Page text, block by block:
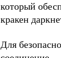
который
кракен
Для